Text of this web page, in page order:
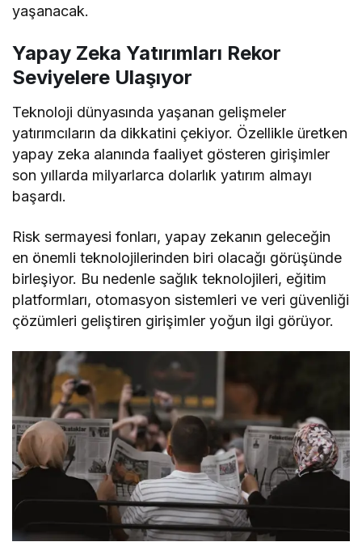
yaşanacak.
Yapay Zeka Yatırımları Rekor
Seviyelere Ulaşıyor
Teknoloji dünyasında yaşanan gelişmeler
yatırımcıların da dikkatini çekiyor. Özellikle üretken
yapay zeka alanında faaliyet gösteren girişimler
son yıllarda milyarlarca dolarlık yatırım almayı
başardı.
Risk sermayesi fonları, yapay zekanın geleceğin
en önemli teknolojilerinden biri olacağı görüşünde
birleşiyor. Bu nedenle sağlık teknolojileri, eğitim
platformları, otomasyon sistemleri ve veri güvenliği
çözümleri geliştiren girişimler yoğun ilgi görüyor.